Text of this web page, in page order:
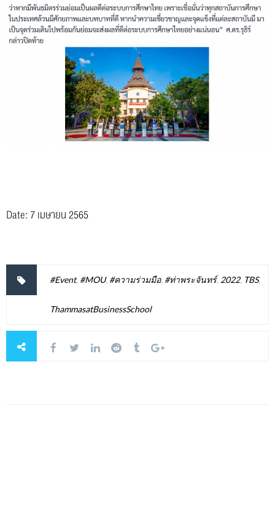
Date: 7 เมษายน 2565
#Event, #MOU, #ความร่วมมือ, #ท่าพระจันทร์, 2022, TBS,
ThammasatBusinessSchool